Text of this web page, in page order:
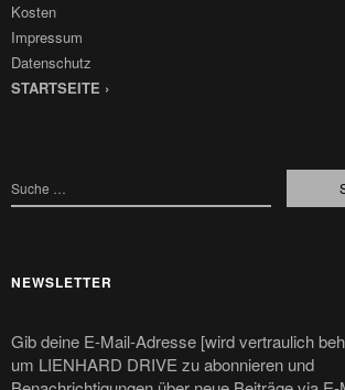
Kosten
Impressum
Datenschutz
STARTSEITE ›
NEWSLETTER
Gib deine E-Mail-Adresse [wird vertraulich
um LIENHARD DRIVE zu abonnieren und